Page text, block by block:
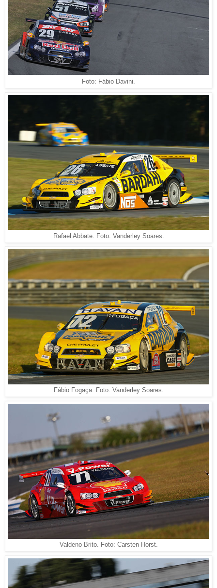
Foto: Fábio Davini.
Rafael Abbate. Foto: Vanderley Soares.
Fábio Fogaça. Foto: Vanderley Soares.
Valdeno Brito. Foto: Carsten Horst.